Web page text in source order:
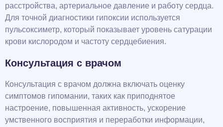
расстройства, артериальное давление и работу сердца.
Для точной диагностики гипоксии используется
пульсоксиметр, который показывает уровень сатурации
крови кислородом и частоту сердцебиения.
Консультация с врачом
Консультация с врачом должна включать оценку
симптомов гипомании, таких как приподнятое
настроение, повышенная активность, ускорение
умственного восприятия и переработки информации,